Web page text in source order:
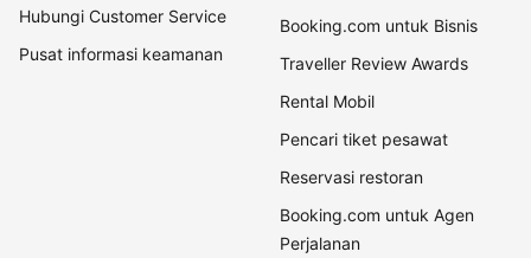
Hubungi Customer Service
Pusat informasi keamanan
Booking.com untuk Bisnis
Traveller Review Awards
Rental Mobil
Pencari tiket pesawat
Reservasi restoran
Booking.com untuk Agen
Perjalanan